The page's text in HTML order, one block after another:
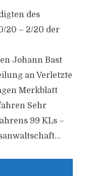
des
​20 – 2/​20 der
Johann Bast
an Verletzte
Merkblatt
Sehr
99 KLs –